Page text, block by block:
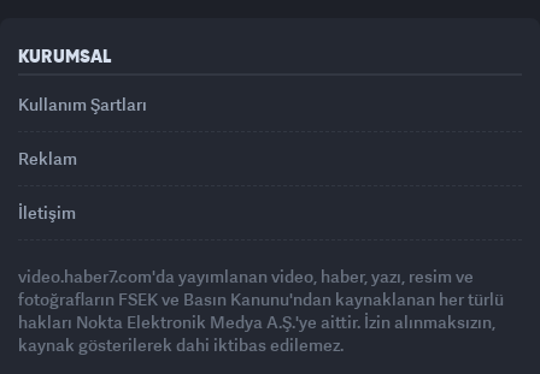
KURUMSAL
Kullanım Şartları
Reklam
İletişim
video.haber7.com'da yayımlanan video, haber, yazı, resim ve
fotoğrafların FSEK ve Basın Kanunu'ndan kaynaklanan her türlü
hakları Nokta Elektronik Medya A.Ş.'ye aittir. İzin alınmaksızın,
kaynak gösterilerek dahi iktibas edilemez.